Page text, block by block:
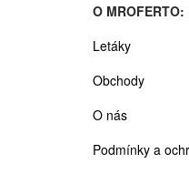
O MROFERTO:
Letáky
Obchody
O nás
Podmínky a